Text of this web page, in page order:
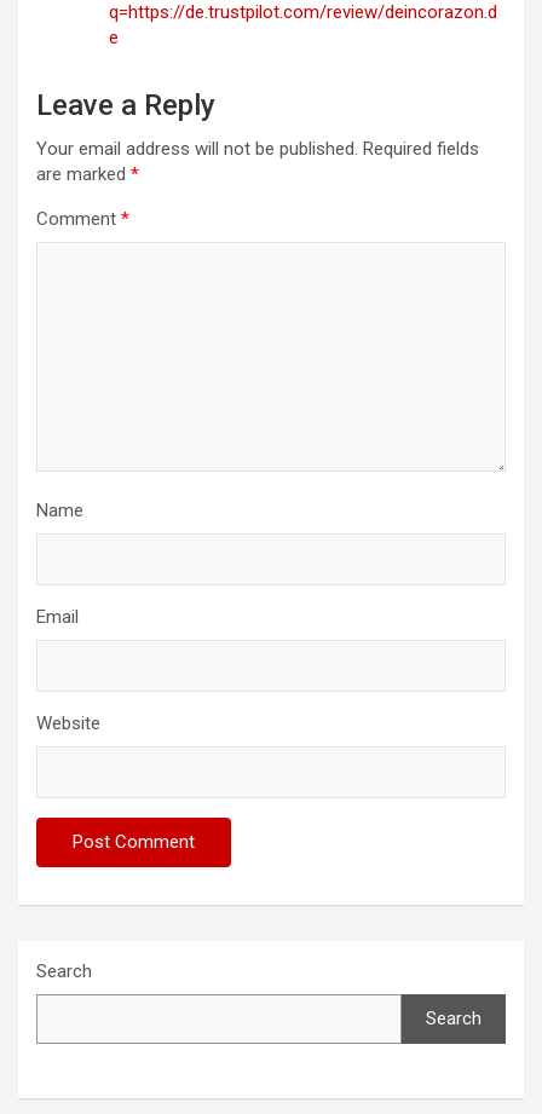
q=https://de.trustpilot.com/review/deincorazon.d
e
Leave a Reply
Your email address will not be published. Required fields
are marked *
Comment *
Name
Email
Website
Search
Search